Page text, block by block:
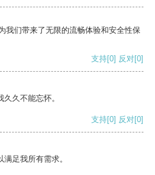
我们带来了无限的流畅体验和安全性保
支持[0] 反对[0]
久不能忘怀。
支持[0] 反对[0]
足我所有需求。